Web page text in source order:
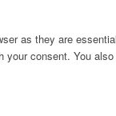
as they are
consent. You